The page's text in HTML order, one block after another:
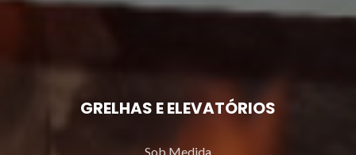
GRELHAS E ELEVATÓRIOS
Sob Medida